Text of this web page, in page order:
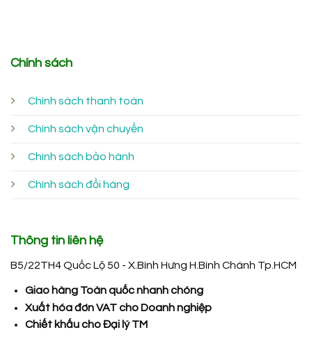
Chính sách
Chính sách thanh toán
Chính sách vận chuyển
Chính sách bảo hành
Chính sách đổi hàng
Thông tin liên hệ
B5/22TH4 Quốc Lộ 50 - X.Bình Hưng H.Bình Chánh Tp.HCM
Giao hàng Toàn quốc nhanh chóng
Xuất hóa đơn VAT cho Doanh nghiệp
Chiết khấu cho Đại lý TM